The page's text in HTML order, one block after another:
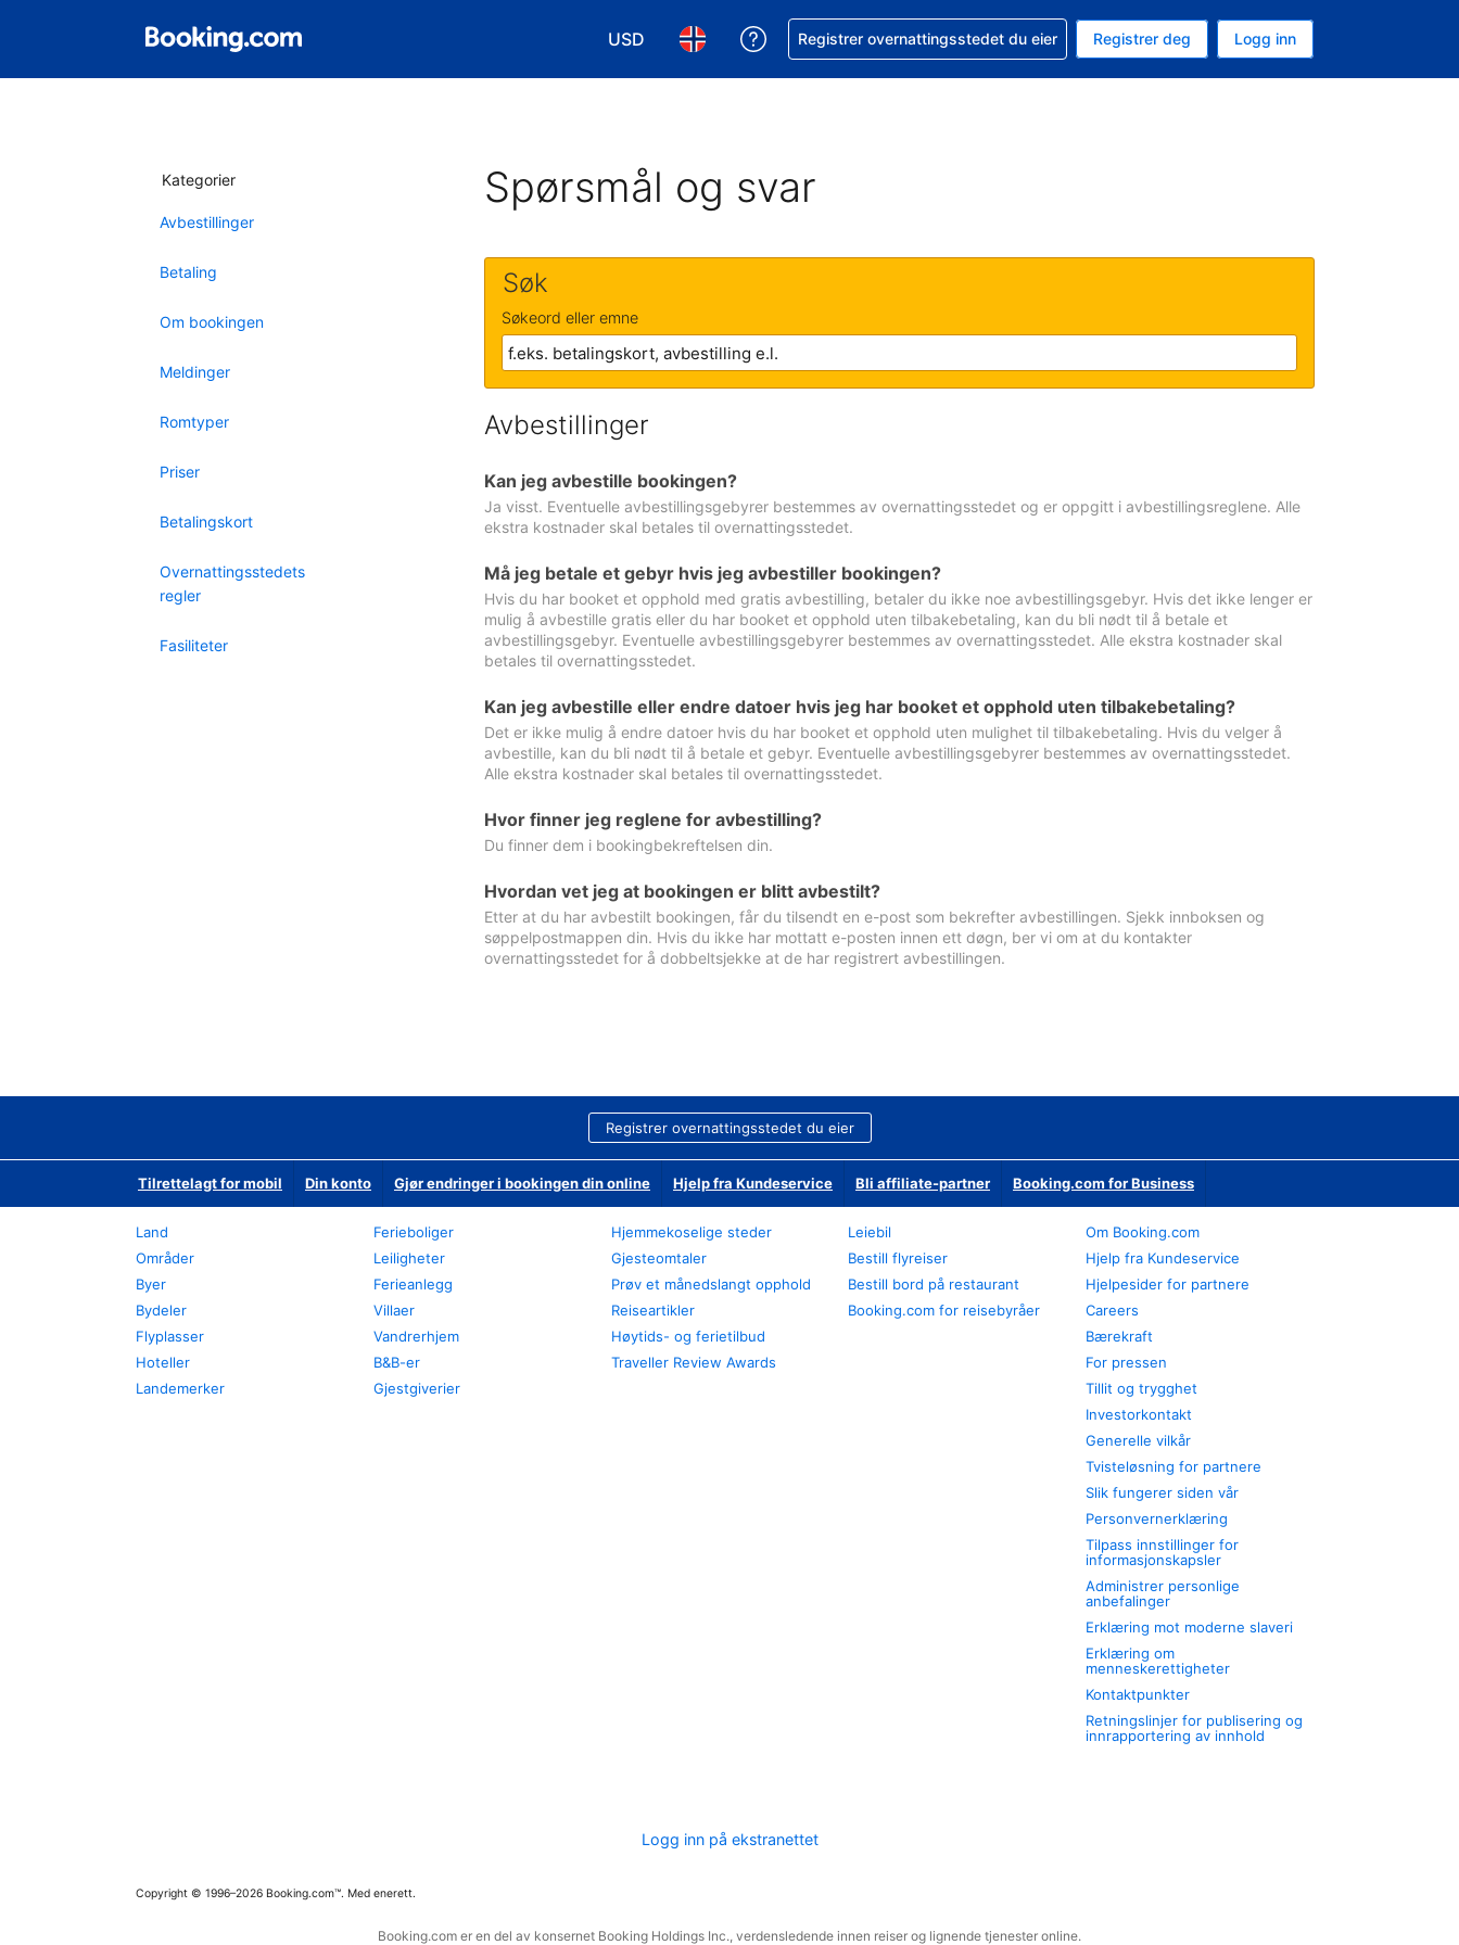
USD
Velg valuta. Du har valgt Amerikansk dollar som valuta
Velg språk. Du har valgt Norsk som språk
Få hjelp med bookingen din
Registrer overnattingsstedet du eier Registrer deg Logg inn
Kategorier
Avbestillinger
Betaling
Om bookingen
Meldinger
Romtyper
Priser
Betalingskort
Overnattingsstedets
regler
Fasiliteter
Spørsmål og svar
Søk
Søkeord eller emne
Avbestillinger
Kan jeg avbestille bookingen?
Ja visst. Eventuelle avbestillingsgebyrer bestemmes av overnattingsstedet og er oppgitt i avbestillingsreglene. Alle
ekstra kostnader skal betales til overnattingsstedet.
Må jeg betale et gebyr hvis jeg avbestiller bookingen?
Hvis du har booket et opphold med gratis avbestilling, betaler du ikke noe avbestillingsgebyr. Hvis det ikke lenger er
mulig å avbestille gratis eller du har booket et opphold uten tilbakebetaling, kan du bli nødt til å betale et
avbestillingsgebyr. Eventuelle avbestillingsgebyrer bestemmes av overnattingsstedet. Alle ekstra kostnader skal
betales til overnattingsstedet.
Kan jeg avbestille eller endre datoer hvis jeg har booket et opphold uten tilbakebetaling?
Det er ikke mulig å endre datoer hvis du har booket et opphold uten mulighet til tilbakebetaling. Hvis du velger å
avbestille, kan du bli nødt til å betale et gebyr. Eventuelle avbestillingsgebyrer bestemmes av overnattingsstedet.
Alle ekstra kostnader skal betales til overnattingsstedet.
Hvor finner jeg reglene for avbestilling?
Du finner dem i bookingbekreftelsen din.
Hvordan vet jeg at bookingen er blitt avbestilt?
Etter at du har avbestilt bookingen, får du tilsendt en e-post som bekrefter avbestillingen. Sjekk innboksen og
søppelpostmappen din. Hvis du ikke har mottatt e-posten innen ett døgn, ber vi om at du kontakter
overnattingsstedet for å dobbeltsjekke at de har registrert avbestillingen.
Registrer overnattingsstedet du eier
Tilrettelagt for mobil Din konto Gjør endringer i bookingen din online Hjelp fra Kundeservice Bli affiliate-partner Booking.com for Business
Land
Områder
Byer
Bydeler
Flyplasser
Hoteller
Landemerker
Ferieboliger
Leiligheter
Ferieanlegg
Villaer
Vandrerhjem
B&B-er
Gjestgiverier
Hjemmekoselige steder
Gjesteomtaler
Prøv et månedslangt opphold
Reiseartikler
Høytids- og ferietilbud
Traveller Review Awards
Leiebil
Bestill flyreiser
Bestill bord på restaurant
Booking.com for reisebyråer
Om Booking.com
Hjelp fra Kundeservice
Hjelpesider for partnere
Careers
Bærekraft
For pressen
Tillit og trygghet
Investorkontakt
Generelle vilkår
Tvisteløsning for partnere
Slik fungerer siden vår
Personvernerklæring
Tilpass innstillinger for
informasjonskapsler
Administrer personlige
anbefalinger
Erklæring mot moderne slaveri
Erklæring om
menneskerettigheter
Kontaktpunkter
Retningslinjer for publisering og
innrapportering av innhold
Logg inn på ekstranettet
Copyright © 1996–2026 Booking.com™. Med enerett.
Booking.com er en del av konsernet Booking Holdings Inc., verdensledende innen reiser og lignende tjenester online.